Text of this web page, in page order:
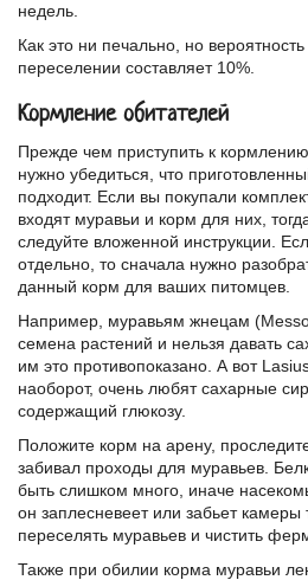
недель.
Как это ни печально, но
переселении составляет 10%.
Кормление обитателей
Прежде чем приступить к
нужно убедиться, что
подходит. Если вы покупали
входят муравьи и корм для них,
следуйте вложенной инструкции.
отдельно, то сначала нужно
данный корм для ваших питомцев.
Например, муравьям жнецам
семена растений и нельзя давать
им это противопоказано. А вот
наоборот, очень любят сахарные
содержащий глюкозу.
Положите корм на арену,
забивал проходы для муравьев.
быть слишком много, иначе
он заплесневеет или забьет камеры
переселять муравьев и чистить
Также при обилии корма муравьи